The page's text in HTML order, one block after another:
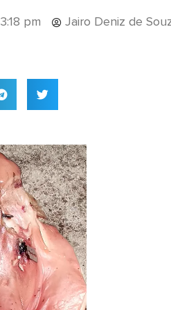
3:18 pm Jairo Deniz de